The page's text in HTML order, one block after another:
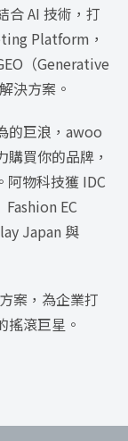
合 AI 技術，打
Platform，
（Generative
決方案。
的巨浪，awoo
買你的品牌，
阿物科技獲 IDC
EC
Japan 與
案，為企業打
搖滾巨星。